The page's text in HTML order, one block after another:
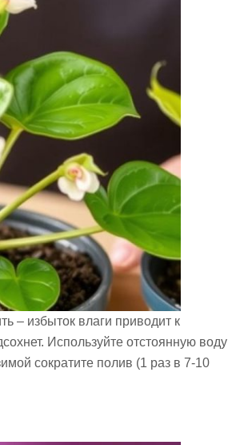
– избыток влаги приводит к
Используйте отстоянную воду
сократите полив (1 раз в 7-10